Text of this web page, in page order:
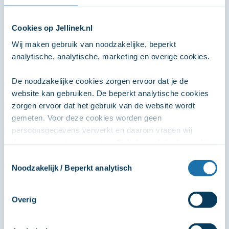
Cookies op Jellinek.nl
Wij maken gebruik van noodzakelijke, beperkt
analytische, analytische, marketing en overige cookies.
De noodzakelijke cookies zorgen ervoor dat je de
website kan gebruiken. De beperkt analytische cookies
zorgen ervoor dat het gebruik van de website wordt
gemeten. Voor deze cookies worden geen
persoonsgegevens verwerkt en daarom vragen wij
wordt gemeten. De marketingcookies worden gebruikt
om het online gedrag van gebruikers te volgen, zodat
advertenties persoonlijker kunnen worden gemaakt. Wij
delen deze persoonsgegevens met 2 partners (Google en
Noodzakelijk / Beperkt analytisch
Overig
Vr 7 augustus 10:00- 11:00
Webinar voor professionals: Alles over
gamen & social media
Webinars Digitaal
Meer informatie
Do 13 augustus
Online themabijeenkomst: Verslaving nader
bekeken